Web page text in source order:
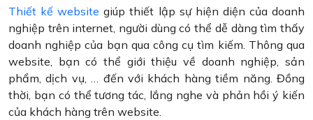
Thiết kế website giúp thiết lập sự hiện diện của doanh
nghiệp trên internet, người dùng có thể dễ dàng tìm thấy
doanh nghiệp của bạn qua công cụ tìm kiếm. Thông qua
website, bạn có thể giới thiệu về doanh nghiệp, sản
phẩm, dịch vụ, … đến với khách hàng tiềm năng. Đồng
thời, bạn có thể tương tác, lắng nghe và phản hồi ý kiến
của khách hàng trên website.